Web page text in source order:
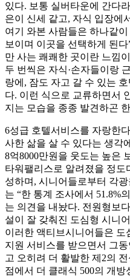
있다. 보통 실버타운에 간다
은이 신세 같고, 자식 입장에
여기 와본 사람들은 하나같
보이며 이곳을 선택하게 된
만 사는 쾌쾌한 곳이란 느낌
두 번씩은 자식·손자들이랑
랑에, 잠도 자고 갈 수 있는
다. 이런 식으로 교류하면서
지는 모습을 종종 발견하곤
6성급 호텔서비스를 자랑한
사한 삶을 살 수 있다는 생각
8억8000만원을 웃도는 높은
타워팰리스로 알려졌을 정도
성하며, 시니어들로부터 각
는 “한 통계 조사에서 51.8%
는 의견을 내놨다. 전원형보
설이 잘 갖춰진 도심형 시니
이러한 액티브시니어들은
지원 서비스를 받으면서 그
고 오히려 더 활발한 제2의
점에서 더 클래식 500의 개방